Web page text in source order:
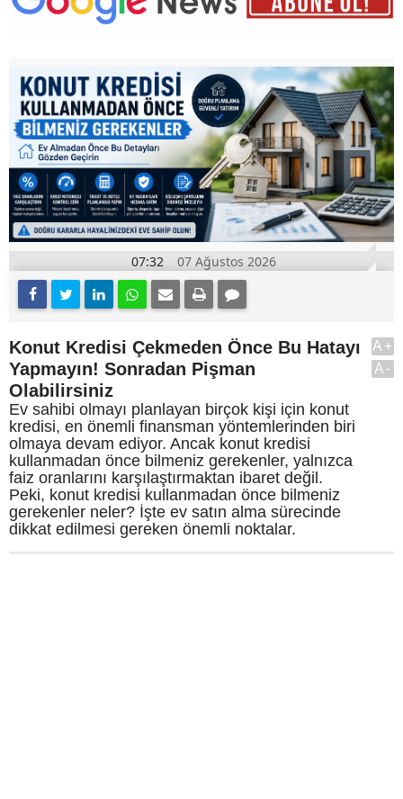
07:32 07 Ağustos 2026
Konut Kredisi Çekmeden Önce Bu Hatayı
Yapmayın! Sonradan Pişman
Olabilirsiniz
Ev sahibi olmayı planlayan birçok kişi için konut
kredisi, en önemli finansman yöntemlerinden biri
olmaya devam ediyor. Ancak konut kredisi
kullanmadan önce bilmeniz gerekenler, yalnızca
faiz oranlarını karşılaştırmaktan ibaret değil.
Peki, konut kredisi kullanmadan önce bilmeniz
gerekenler neler? İşte ev satın alma sürecinde
dikkat edilmesi gereken önemli noktalar.
A+
A-